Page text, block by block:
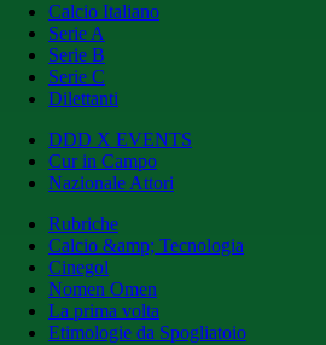
Calcio Italiano
Serie A
Serie B
Serie C
Dilettanti
DDD X EVENTS
Cur in Campo
Nazionale Attori
Rubriche
Calcio &amp; Tecnologia
Cinegol
Nomen Omen
La prima volta
Etimologie da Spogliatoio